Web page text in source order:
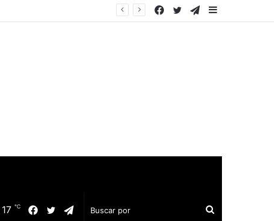
Barra
Telegram
Twitter
Facebook
Buscar
Telegram
Twitter
Facebook
17 ℃